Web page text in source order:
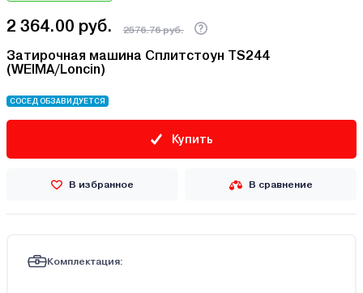
2 364.00 руб. 2576.76 руб.
Затирочная машина Сплитстоун TS244
(WEIMA/Loncin)
СОСЕД ОБЗАВИДУЕТСЯ
Купить
В избранное В сравнение
Комплектация: